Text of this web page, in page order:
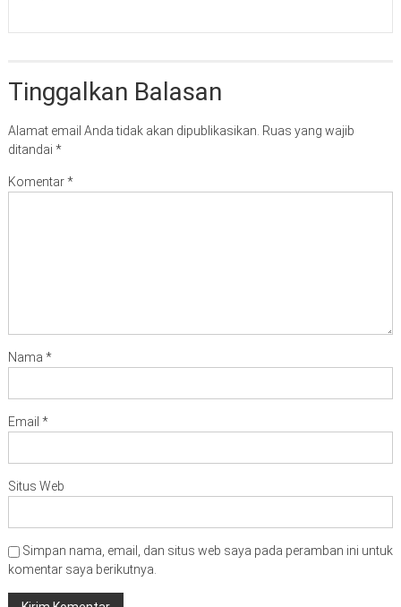
Tinggalkan Balasan
Alamat email Anda tidak akan dipublikasikan. Ruas yang wajib
ditandai *
Komentar*
Nama *
Email *
Situs Web
Simpan nama, email, dan situs web saya pada peramban ini untuk
komentar saya berikutnya.